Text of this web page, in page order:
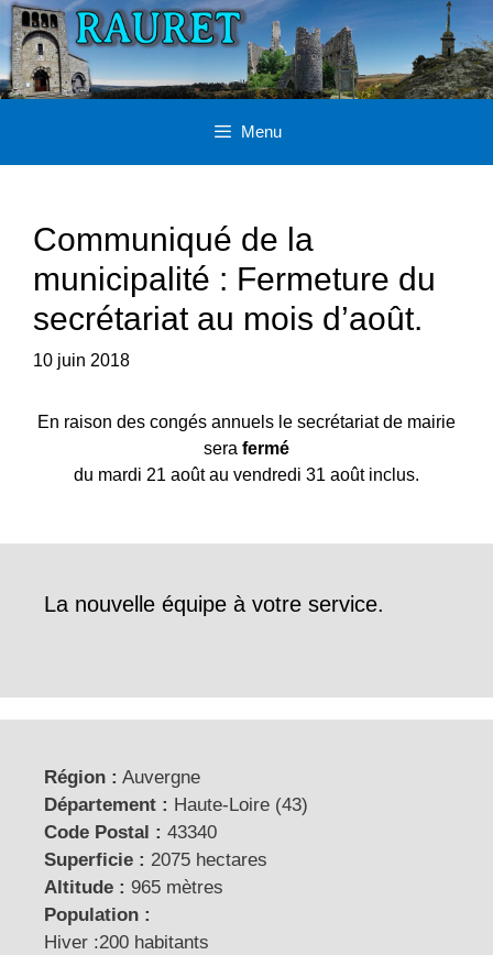
Aller
au
contenu
Menu
Communiqué de la
municipalité : Fermeture du
secrétariat au mois d’août.
10 juin 2018
En raison des congés annuels le secrétariat de mairie
sera fermé
du mardi 21 août au vendredi 31 août inclus.
La nouvelle équipe à votre service.
Région : Auvergne
Département : Haute-Loire (43)
Code Postal : 43340
Superficie : 2075 hectares
Altitude : 965 mètres
Population :
Hiver :200 habitants